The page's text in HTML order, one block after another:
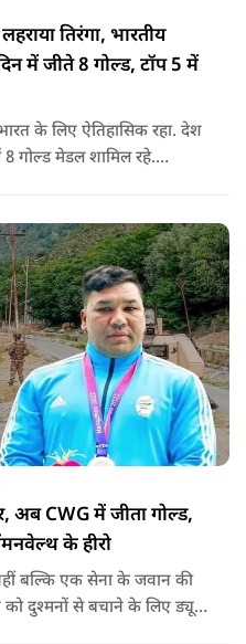
तिरंगा, भारतीय
में जीते 8 गोल्ड, टॉप 5 में
के लिए ऐतिहासिक रहा. देश
गोल्ड मेडल शामिल रहे.
अब CWG में जीता गोल्ड,
के हीरो
बल्कि एक सेना के जवान की
दुश्मनों से बचाने के लिए ड्यूटी